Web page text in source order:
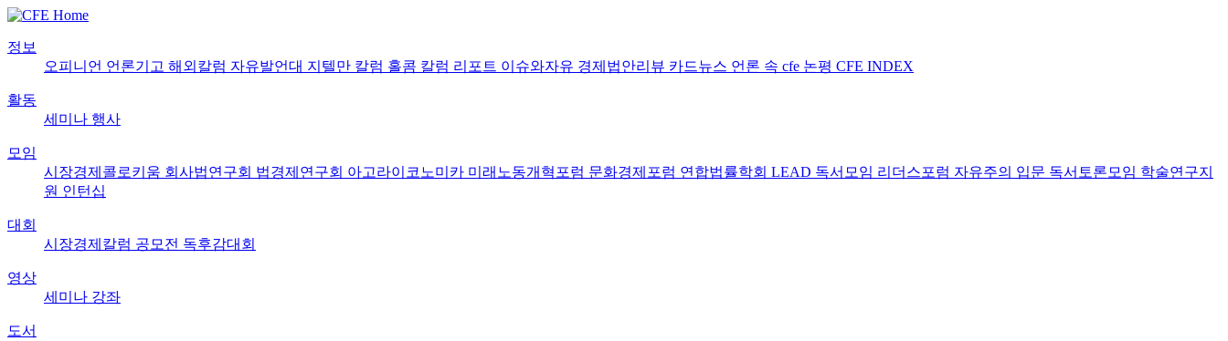
정보
오피니언 언론기고 해외칼럼 자유발언대 지텔만 칼럼 홀콤 칼럼 리포트 이슈와자유 경제법안리뷰 카드뉴스 언론 속 cfe 논평 CFE INDEX
활동
세미나 행사
모임
시장경제콜로키움 회사법연구회 법경제연구회 아고라이코노미카 미래노동개혁포럼 문화경제포럼 연합법률학회 LEAD 독서모임 리더스포럼 자유주의 입문 독서토론모임 학술연구지
원 인턴십
대회
시장경제칼럼 공모전 독후감대회
영상
세미나 강좌
도서